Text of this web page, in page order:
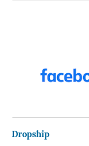
Dropship